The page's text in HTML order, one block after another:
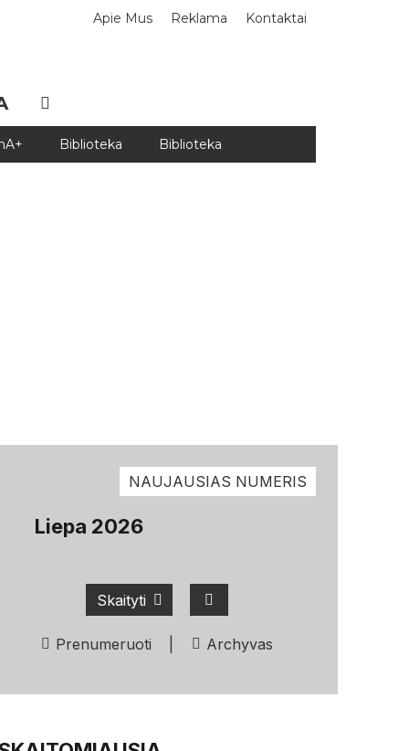
Apie Mus Reklama Kontaktai
Biblioteka Biblioteka
NAUJAUSIAS NUMERIS
Liepa 2026
Skaityti
Prenumeruoti Archyvas